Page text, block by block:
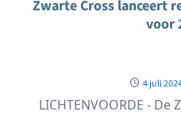
Zwarte Cross lanceert
voor
4 juli
LICHTENVOORDE -